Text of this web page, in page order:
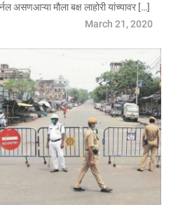
असणआऱ्या मौला बक्ष लाहोरी यांच्यावर […]
March 21, 2020